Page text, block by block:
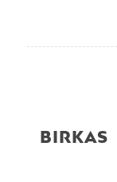
BIRKAS